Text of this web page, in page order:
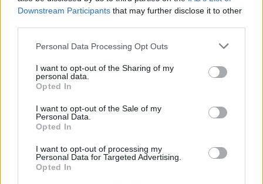
Downstream Participants that may further disclose it to other
Personal Data Processing Opt Outs
I want to opt-out of the Sharing of my
personal data.
Opted In
I want to opt-out of the Sale of my
Personal Data.
Opted In
I want to opt-out of processing my
Personal Data for Targeted Advertising.
Opted In
AZIENDE E MERCATI
Redazione 16/05/2025
KIKO Milano e Roblox insieme nella nuova frontiera
della beauty experience